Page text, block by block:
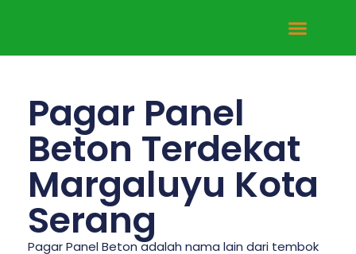
Pagar Panel
Beton Terdekat
Margaluyu Kota
Serang
Pagar Panel Beton adalah nama lain dari tembok